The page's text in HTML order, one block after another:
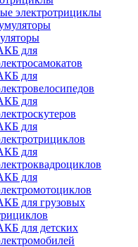
электротрициклы
для
для
для
для
для
для
для грузовых
для детских